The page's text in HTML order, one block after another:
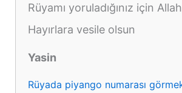
Rüyamı yoruladığınız için
Hayırlara vesile olsun
Yasin
Rüyada piyango numarası